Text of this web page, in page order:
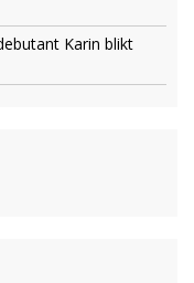
Karin blikt